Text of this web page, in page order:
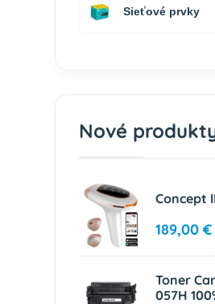
Sieťové prvky
Nové
Concept
189,00 €
Toner
057H